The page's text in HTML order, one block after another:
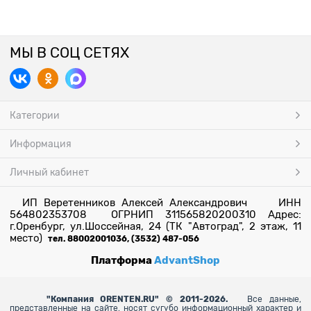
МЫ В СОЦ СЕТЯХ
Категории
Информация
Личный кабинет
ИП Веретенников Алексей Александрович ИНН
564802353708 ОГРНИП 311565820200310 Адрес:
г.Оренбург, ул.Шоссейная, 24 (ТК "Автоград", 2 этаж, 11
место) тел. 88002001036, (3532) 487-056
ПлатформаAdvantShop
" Компания ORENTEN.RU" © 2011-2026.
Все данные,
представленные на сайте, носят сугубо информационный характер и